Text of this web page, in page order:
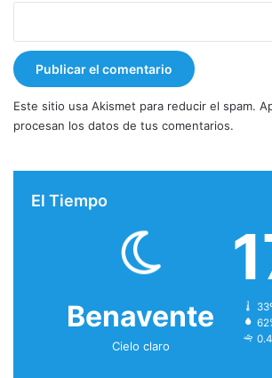
Este sitio usa Akismet para reducir el spam.
procesan los datos de tus comentarios.
El Tiempo
Benavente
Cielo claro